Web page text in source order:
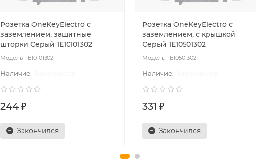
Розетка OneKeyElectro с
заземлением, защитные
шторки Серый 1E10101302
1E10101302
244 ₽
Закончился
Розетка OneKeyElectro с
заземлением, с крышкой
Серый 1E10501302
1E10501302
331 ₽
Закончился